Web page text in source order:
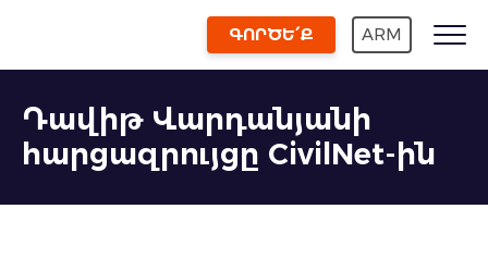
ԳՈՐԾԵ՛Ք ARM
Դավիթ Վարդանյանի
հարցազրույցը CivilNet-ին